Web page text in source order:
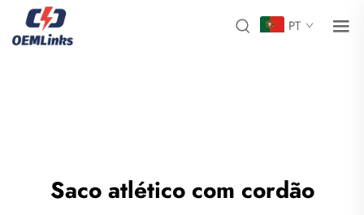
PT
Saco atlético com cordão